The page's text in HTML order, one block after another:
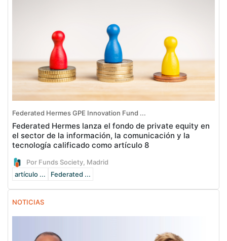
Federated Hermes GPE Innovation Fund ...
Federated Hermes lanza el fondo de private equity en
el sector de la información, la comunicación y la
tecnología calificado como artículo 8
Por Funds Society, Madrid
artículo ...
Federated ...
NOTICIAS